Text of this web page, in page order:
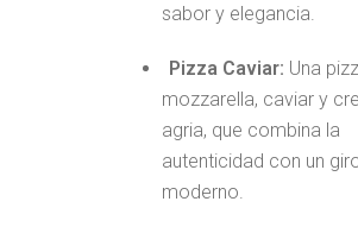
sabor y elegancia.
Pizza Caviar: Una
mozzarella, caviar y
agria, que combina la
autenticidad con un
moderno.